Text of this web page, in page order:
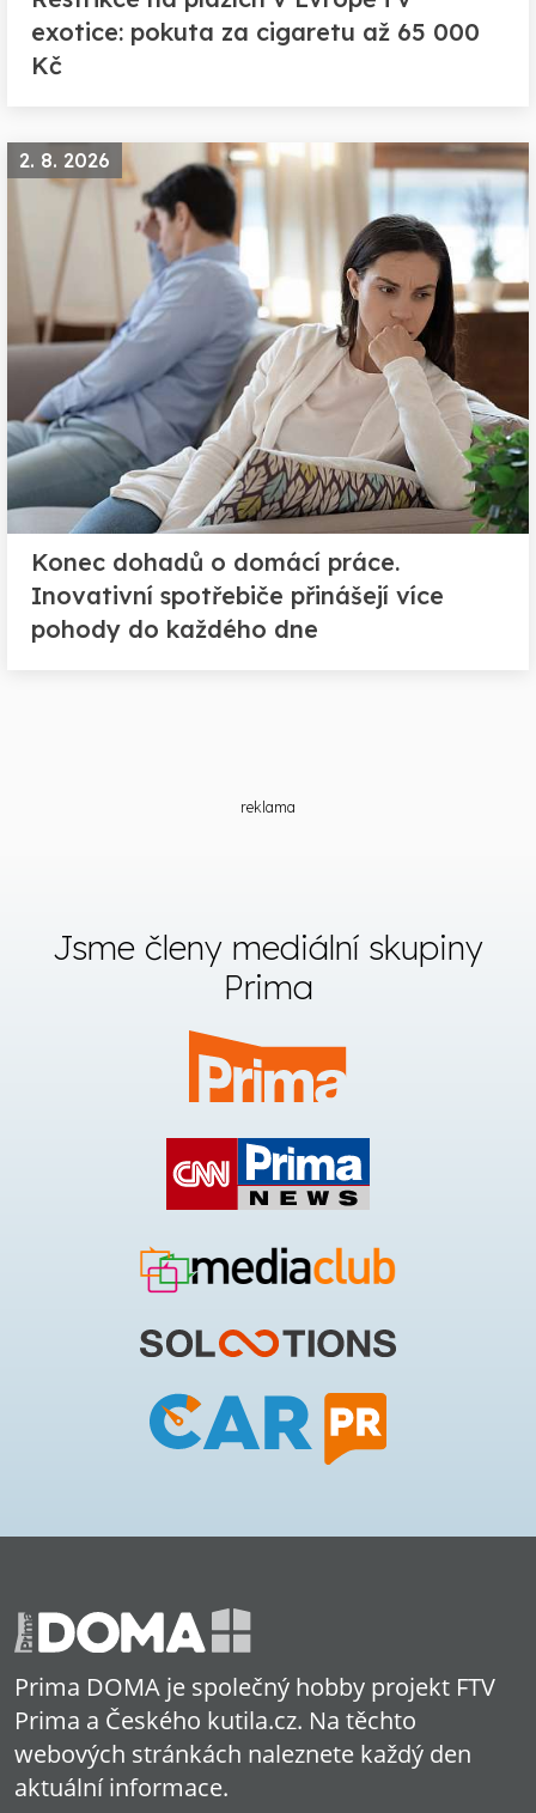
exotice: pokuta za cigaretu až 65 000
Kč
2. 8. 2026
Konec dohadů o domácí práce.
Inovativní spotřebiče přinášejí více
pohody do každého dne
reklama
Jsme členy mediální skupiny
Prima
Prima DOMA je společný hobby projekt FTV
Prima a Českého kutila.cz. Na těchto
webových stránkách naleznete každý den
aktuální informace.